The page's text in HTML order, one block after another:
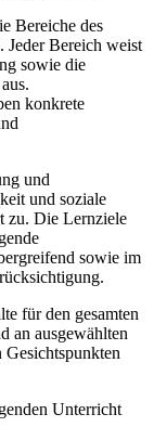
Bereiche des
Jeder Bereich weist
sowie die
konkrete
und
und soziale
zu. Die Lernziele
sowie im
für den gesamten
an ausgewählten
Gesichtspunkten
Unterricht